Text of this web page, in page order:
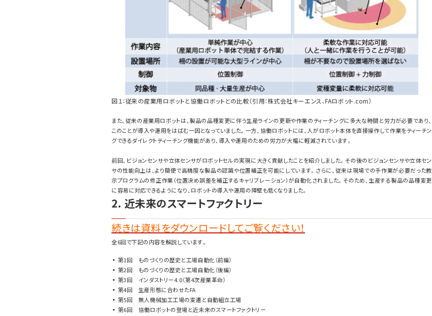
図１：従来の産業用ロボットと協働ロボットとの比較（引用：株式会社キーエンス、FAロボット.com）
また、従来の産業用ロボットは、製品の品種変更に伴う生産ラインの更新や作業のティーチングに多大な時間と労力が必要であり、
このことが導入や運用をはばむ一因となっていました。一方、協働ロボットには、人がロボット本体を直接操作して作業をティーチン
グできるダイレクトティーチング機能があり、導入や運用のための労力が大幅に軽減されています。
前回、ビジョンセンサや立体センサがロボットセルの実現に大きく貢献したことを紹介しました。その後のビジョンセンサや立体セン
サの性能向上は、より簡便で高精度な製品の認識や位置補正を可能にしています。さらに、従来は現場での手作業が必要だった教
示プログラムの修正作業（位置決め誤差を補正するキャリブレーション）が自動化されました。そのため、生産する製品の品種変更
に容易に対応できるようになり、ロボットの導入や運用の障壁も低くなりました。
2. 近未来のスマートファクトリー
続きは資料をダウンロードしてご覧ください！
全6回で下記の内容を解説しています。
第1回 ものづくりの歴史と工場自動化（前編）
第2回 ものづくりの歴史と工場自動化（後編）
第3回 インダストリー4.0（第4次産業革命）
第4回 生産形態に合わせたFA
第5回 無人機械加工工場の変遷と自動組立工場
第6回 協働ロボットの登場と近未来のスマートファクトリー